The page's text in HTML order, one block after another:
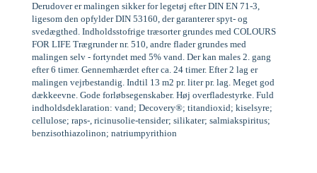
Derudover er malingen sikker for legetøj efter DIN EN 71-3,
ligesom den opfylder DIN 53160, der garanterer spyt- og
svedægthed. Indholdsstofrige træsorter grundes med COLOURS
FOR LIFE Trægrunder nr. 510, andre flader grundes med
malingen selv - fortyndet med 5% vand. Der kan males 2. gang
efter 6 timer. Gennemhærdet efter ca. 24 timer. Efter 2 lag er
malingen vejrbestandig. Indtil 13 m2 pr. liter pr. lag. Meget god
dækkeevne. Gode forløbsegenskaber. Høj overfladestyrke. Fuld
indholdsdeklaration: vand; Decovery®; titandioxid; kiselsyre;
cellulose; raps-, ricinusolie-tensider; silikater; salmiakspiritus;
benzisothiazolinon; natriumpyrithion